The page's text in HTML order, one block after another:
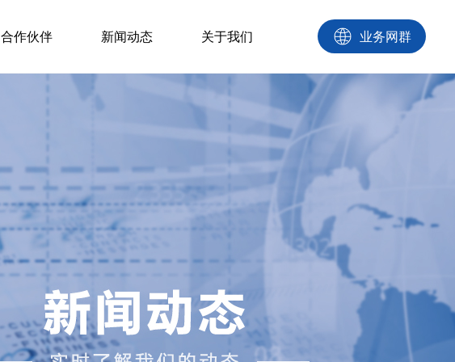
合作伙伴 新闻动态 关于我们 业务网群